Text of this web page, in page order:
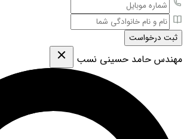
ثبت درخواست
مهندس حامد حسینی نسب